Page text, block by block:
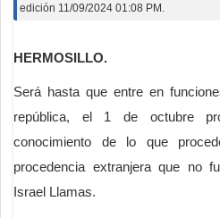
edición 11/09/2024 01:08 PM.
HERMOSILLO.
Será hasta que entre en
república, el 1 de octubre
conocimiento de lo que
procedencia extranjera que no
Israel Llamas.